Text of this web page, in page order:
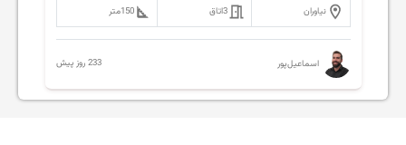
نیاوران 3اتاق 150متر
اسماعیل‌پور 233 روز پیش